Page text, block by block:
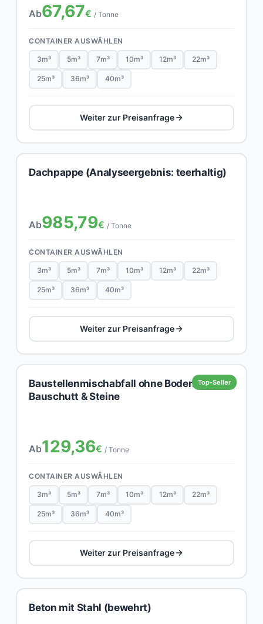
Ab67,67€ / Tonne
CONTAINER AUSWÄHLEN
3m³ 5m³ 7m³ 10m³ 12m³ 22m³
25m³ 36m³ 40m³
Weiter zur Preisanfrage
Dachpappe (Analyseergebnis: teerhaltig)
Ab985,79€ / Tonne
CONTAINER AUSWÄHLEN
3m³ 5m³ 7m³ 10m³ 12m³ 22m³
25m³ 36m³ 40m³
Weiter zur Preisanfrage
Top-Seller
Baustellenmischabfall ohne Boden,
Bauschutt & Steine
Ab129,36€ / Tonne
CONTAINER AUSWÄHLEN
3m³ 5m³ 7m³ 10m³ 12m³ 22m³
25m³ 36m³ 40m³
Weiter zur Preisanfrage
Beton mit Stahl (bewehrt)